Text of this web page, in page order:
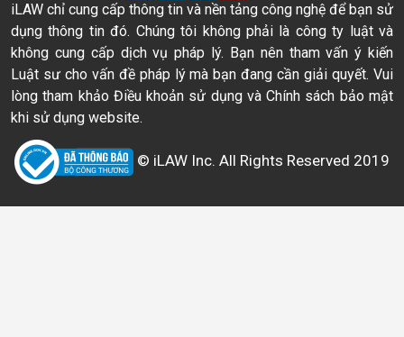
iLAW chỉ cung cấp thông tin và nền tảng công nghệ để bạn sử
dụng thông tin đó. Chúng tôi không phải là công ty luật và
không cung cấp dịch vụ pháp lý. Bạn nên tham vấn ý kiến
Luật sư cho vấn đề pháp lý mà bạn đang cần giải quyết. Vui
lòng tham khảo Điều khoản sử dụng và Chính sách bảo mật
khi sử dụng website.
© iLAW Inc. All Rights Reserved 2019